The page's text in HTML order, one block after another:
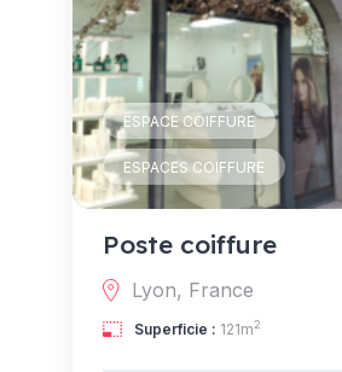
ESPACE COIFFURE
ESPACES COIFFURE
Poste coiffure
Lyon, France
Superficie : 121m2